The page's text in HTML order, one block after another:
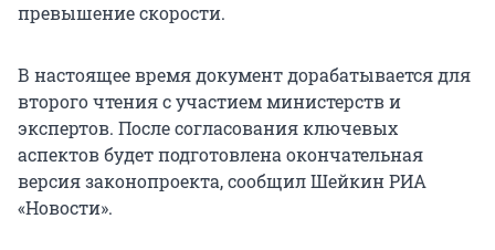
превышение скорости.
В настоящее время документ дорабатывается для
второго чтения с участием министерств и
экспертов. После согласования ключевых
аспектов будет подготовлена окончательная
версия законопроекта, сообщил Шейкин РИА
«Новости».